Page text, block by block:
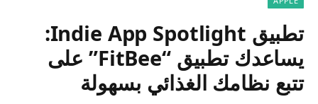
تطبيق Indie App Spotlight:
يساعدك تطبيق “FitBee” على
تتبع نظامك الغذائي بسهولة